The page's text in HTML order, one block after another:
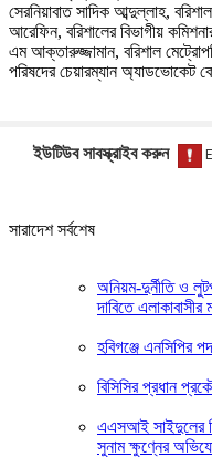
সেরনিয়াবাত সাদিক আব্দুল্লাহ,
আরেফিন, বরিশালের বিভাগীয়
এম আক্তারুজ্জামান, বরিশাল
পরিষদের চেয়ারম্যান অ্যাডভোকেট
ইউটিউব সাবস্ক্রাইব করুন
সারাদেশ সর্বশেষ
অনিয়ম-দুর্নীতি ও
দাবিতে
হবিগঞ্জে এনসিপির
বিসিসির প্রধান
এএসআই সাইদুলের
সুনাম ক্ষুণ্নের